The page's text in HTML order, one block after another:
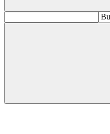
Buscar
Buscar